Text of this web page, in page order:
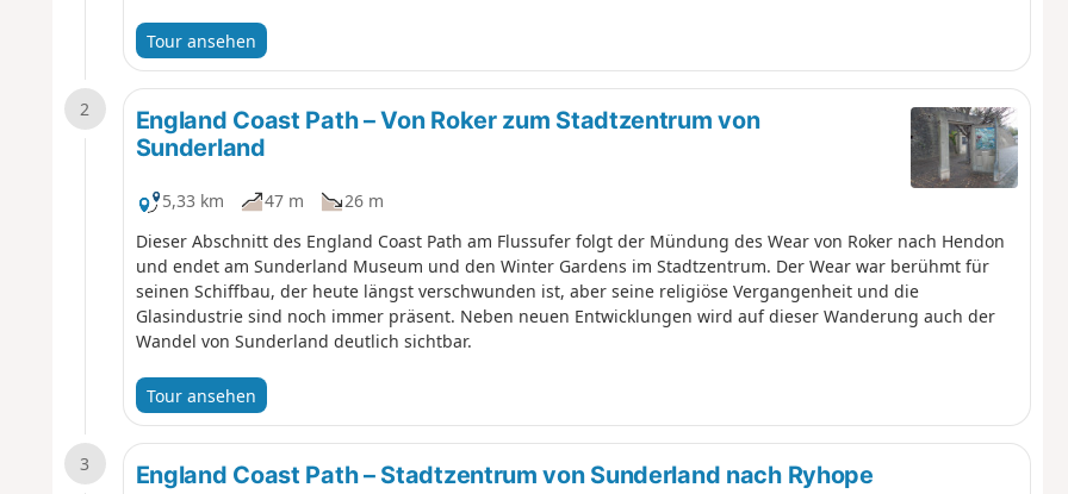
Tour ansehen
2
England Coast Path – Von Roker zum Stadtzentrum von
Sunderland
5,33 km 47 m
26 m
Dieser Abschnitt des England Coast Path am Flussufer folgt der Mündung des Wear von Roker nach Hendon
und endet am Sunderland Museum und den Winter Gardens im Stadtzentrum. Der Wear war berühmt für
seinen Schiffbau, der heute längst verschwunden ist, aber seine religiöse Vergangenheit und die
Glasindustrie sind noch immer präsent. Neben neuen Entwicklungen wird auf dieser Wanderung auch der
Wandel von Sunderland deutlich sichtbar.
Tour ansehen
3 England Coast Path – Stadtzentrum von Sunderland nach Ryhope